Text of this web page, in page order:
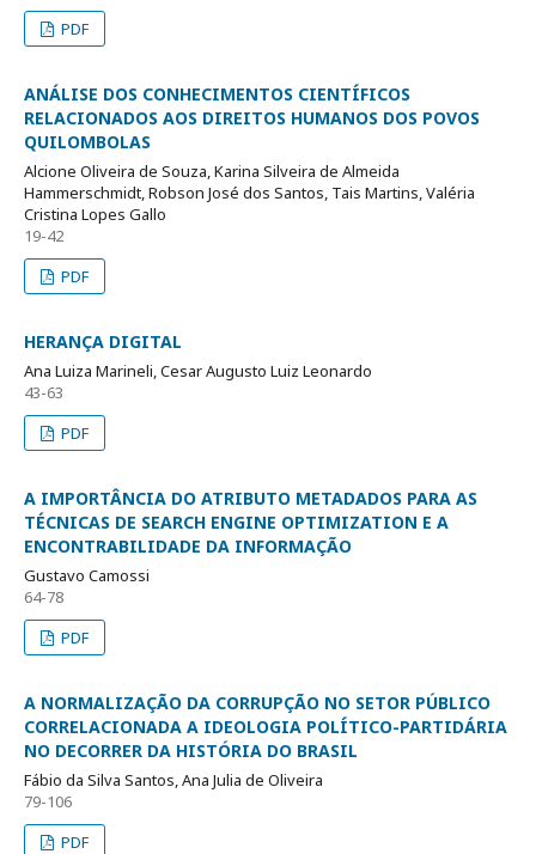
PDF
ANÁLISE DOS CONHECIMENTOS CIENTÍFICOS
RELACIONADOS AOS DIREITOS HUMANOS DOS POVOS
QUILOMBOLAS
Alcione Oliveira de Souza, Karina Silveira de Almeida
Hammerschmidt, Robson José dos Santos, Tais Martins, Valéria
Cristina Lopes Gallo
19-42
PDF
HERANÇA DIGITAL
Ana Luiza Marineli, Cesar Augusto Luiz Leonardo
43-63
PDF
A IMPORTÂNCIA DO ATRIBUTO METADADOS PARA AS
TÉCNICAS DE SEARCH ENGINE OPTIMIZATION E A
ENCONTRABILIDADE DA INFORMAÇÃO
Gustavo Camossi
64-78
PDF
A NORMALIZAÇÃO DA CORRUPÇÃO NO SETOR PÚBLICO
CORRELACIONADA A IDEOLOGIA POLÍTICO-PARTIDÁRIA
NO DECORRER DA HISTÓRIA DO BRASIL
Fábio da Silva Santos, Ana Julia de Oliveira
79-106
PDF